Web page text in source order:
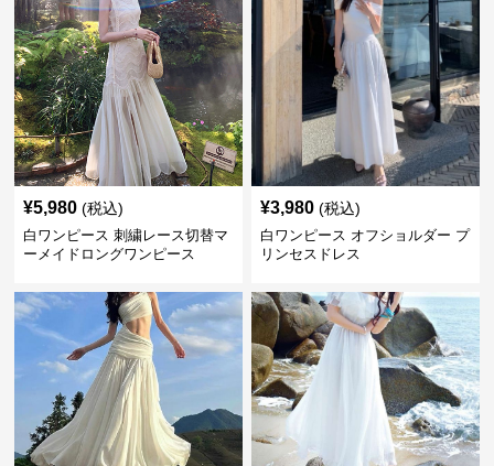
¥5,980 (税込)
白ワンピース 刺繍レース切替マ
ーメイドロングワンピース
¥3,980 (税込)
白ワンピース オフショルダー プ
リンセスドレス